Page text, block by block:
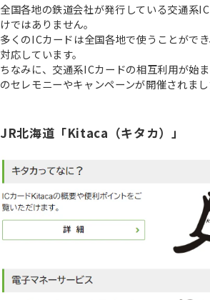
全国各地の鉄道会社が発行している交通系
けではありません。
多くのICカードは全国各地で使うことがで
対応しています。
ちなみに、交通系ICカードの相互利用が始
のセレモニーやキャンペーンが開催されまし
JR北海道「Kitaca（キタカ）」